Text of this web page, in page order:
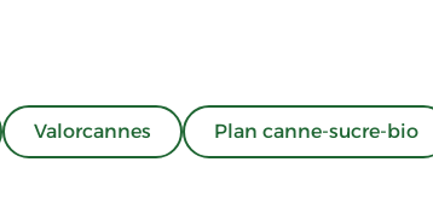
Valorcannes Plan canne-sucre-bio